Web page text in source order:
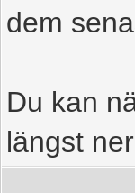
dem
Du kan
längst